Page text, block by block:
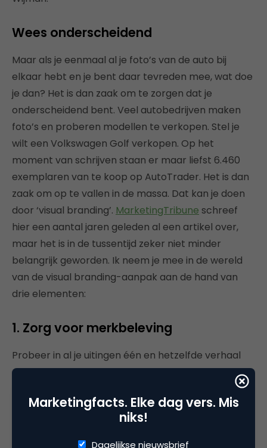
Wees onderscheidend
Maar als je eenmaal al je foto’s van de auto bij
elkaar hebt en je bent daar tevreden mee, wat doe
je dan? Het is dan zaak om te zorgen dat je
onderscheidend bent. Veel autobedrijven maken
foto’s en proberen modellen te verkopen. Stel je
wilt een Volkswagen Golf verkopen. Op het
moment van schrijven staan er maar liefst 6.460
exemplaren van te koop op AutoTrader. Het is dan
zaak om op te vallen in de massa. Dat kan je doen
door ‘visual branding’. MarketingTribune schreef
hier een aantal jaren geleden al een artikel over,
maar het is in de tussentijd zeker niet minder
belangrijk geworden. Ik neem je mee in de wereld
van de visual branding-aanpak aan de hand van
drie elementen:
1. Zorg voor merkbeleving
Probeer in al je uitingen één en hetzelfde verhaal
consistent uit te dragen. Je advertenties vallen dan
op in de menigte en mensen gaan je herkennen.
Door te zorgen dat mensen positieve associaties
krijgen bij je bedrijf, zullen zij ook eerder overgaan
tot een aankoop. Het creëren van brand
Marketingfacts. Elke dag vers. Mis
niks!
Dagelijkse nieuwsbrief